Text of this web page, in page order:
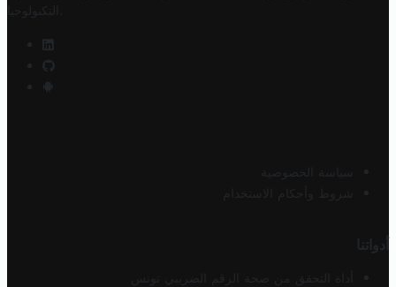
التكنولوجيا
سياسة الخصوصية
شروط وأحكام الاستخدام
أدواتنا
أداة التحقق من صحة الرقم الضريبي تونس